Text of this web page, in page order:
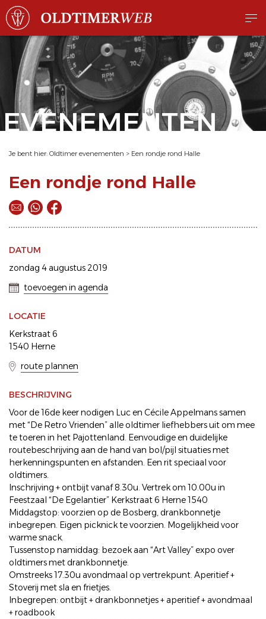
EVENEMENTEN
Je bent hier: Oldtimer evenementen > Een rondje rond Halle
Een rondje rond Halle
DATUM
zondag 4 augustus 2019
toevoegen in agenda
LOCATIE
Kerkstraat 6
1540 Herne
route plannen
BESCHRIJVING
Voor de 16de keer nodigen Luc en Cécile Appelmans samen
met “De Retro Vrienden” alle oldtimer liefhebbers uit om mee
te toeren in het Pajottenland. Eenvoudige en duidelijke
routebeschrijving aan de hand van bol/pijl situaties met
herkenningspunten en afstanden. Een rit speciaal voor
oldtimers.
Inschrijving + ontbijt vanaf 8.30u. Vertrek om 10.00u in
Feestzaal “De Egelantier” Kerkstraat 6 Herne 1540
Middagstop: voorzien op de Bosberg, drankbonnetje
inbegrepen. Eigen picknick te voorzien. Mogelijkheid voor
warme snack.
Tussenstop namiddag: bezoek aan “Art Valley” expo over
oldtimers met drankbonnetje.
Omstreeks 17.30u avondmaal op vertrekpunt. Aperitief +
Stoverij met sla en frietjes.
Inbegrepen: ontbijt + drankbonnetjes + aperitief + avondmaal
+ roadbook